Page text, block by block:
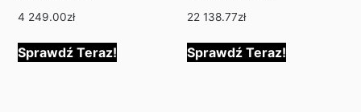
4 249.00zł
Sprawdź Teraz!
22 138.77zł
Sprawdź Teraz!